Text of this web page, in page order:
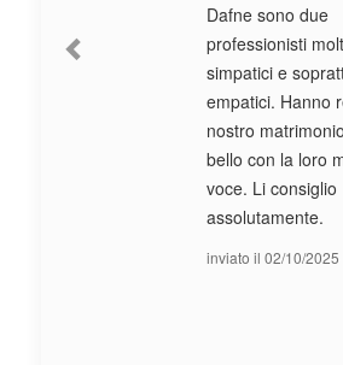
Dafne sono due
professionisti
simpatici e
empatici. Hanno
nostro
bello con la loro
voce. Li consiglio
assolutamente.
inviato il 02/10/2025